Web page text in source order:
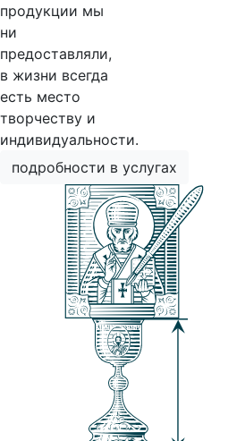
продукции мы
ни
предоставляли,
в жизни всегда
есть место
творчеству и
индивидуальности.
подробности в услугах